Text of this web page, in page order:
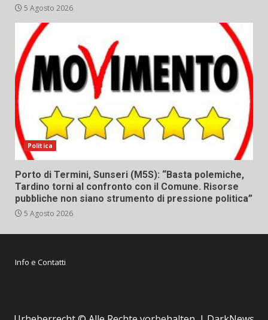
5 Agosto 2026
Politica
Porto di Termini, Sunseri (M5S): “Basta polemiche,
Tardino torni al confronto con il Comune. Risorse
pubbliche non siano strumento di pressione politica”
5 Agosto 2026
Info e Contatti